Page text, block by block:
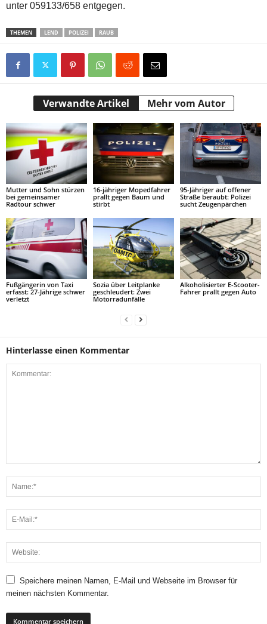
unter 059133/658 entgegen.
THEMEN LEND POLIZEI RAUB
Verwandte Artikel Mehr vom Autor
Mutter und Sohn stürzen
bei gemeinsamer
Radtour schwer
16-jähriger Mopedfahrer
prallt gegen Baum und
stirbt
95-Jähriger auf offener
Straße beraubt: Polizei
sucht Zeugenpärchen
Fußgängerin von Taxi
erfasst: 27-Jährige schwer
verletzt
Sozia über Leitplanke
geschleudert: Zwei
Motorradunfälle
Alkoholisierter E-Scooter-
Fahrer prallt gegen Auto
Hinterlasse einen Kommentar
Speichere meinen Namen, E-Mail und Webseite im Browser für
meinen nächsten Kommentar.